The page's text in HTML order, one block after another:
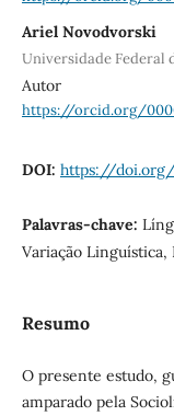
Ariel Novodvorski
Universidade Federal
Autor
https://orcid.org/
DOI: https://doi.org/
Palavras-chave:
Variação Linguística,
Resumo
O presente estudo,
amparado pela